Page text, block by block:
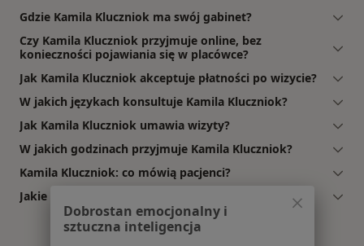
Gdzie Kamila Kluczniok ma swój gabinet?
Czy Kamila Kluczniok przyjmuje online, bez
konieczności pojawiania się w placówce?
Jak Kamila Kluczniok akceptuje płatności po wizycie?
W jakich językach konsultuje Kamila Kluczniok?
Jak Kamila Kluczniok umawia wizyty?
W jakich godzinach przyjmuje Kamila Kluczniok?
Kamila Kluczniok: co mówią pacjenci?
Jakie ubezpieczenia akceptuje Kamila Kluczniok?
Dobrostan emocjonalny i
sztuczna inteligencja